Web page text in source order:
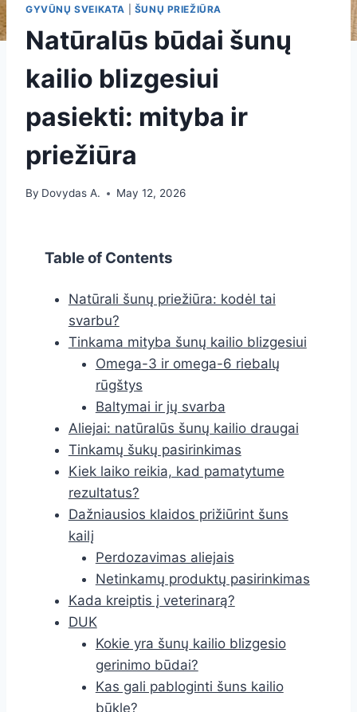
GYVŪNŲ SVEIKATA ŠUNŲ PRIEŽIŪRA
Natūralūs būdai šunų
kailio blizgesiui
pasiekti: mityba ir
priežiūra
By Dovydas A. May 12, 2026
Table of Contents
Natūrali šunų priežiūra: kodėl tai
svarbu?
Tinkama mityba šunų kailio blizgesiui
Omega-3 ir omega-6 riebalų
rūgštys
Baltymai ir jų svarba
Aliejai: natūralūs šunų kailio draugai
Tinkamų šukų pasirinkimas
Kiek laiko reikia, kad pamatytume
rezultatus?
Dažniausios klaidos prižiūrint šuns
kailį
Perdozavimas aliejais
Netinkamų produktų pasirinkimas
Kada kreiptis į veterinarą?
DUK
Kokie yra šunų kailio blizgesio
gerinimo būdai?
Kas gali pabloginti šuns kailio
būklę?